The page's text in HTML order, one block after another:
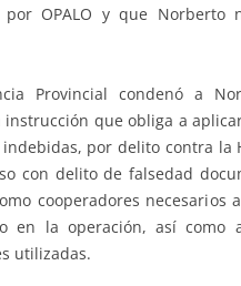
por OPALO y que Norberto
Provincial condenó a
instrucción que obliga a
por delito contra la
con delito de falsedad
cooperadores necesarios
en la operación, así como
utilizadas.